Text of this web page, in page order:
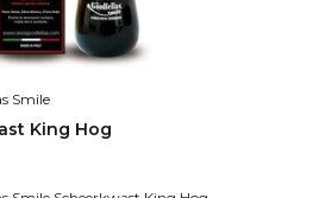
Smile
King Hog